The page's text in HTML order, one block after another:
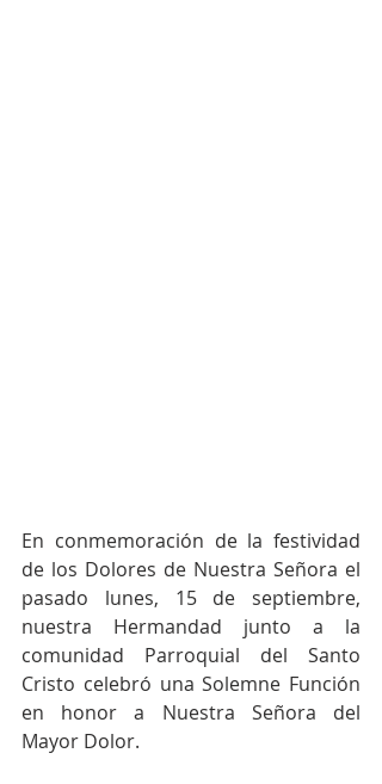
En conmemoración de la festividad
de los Dolores de Nuestra Señora el
pasado lunes, 15 de septiembre,
nuestra Hermandad junto a la
comunidad Parroquial del Santo
Cristo celebró una Solemne Función
en honor a Nuestra Señora del
Mayor Dolor.